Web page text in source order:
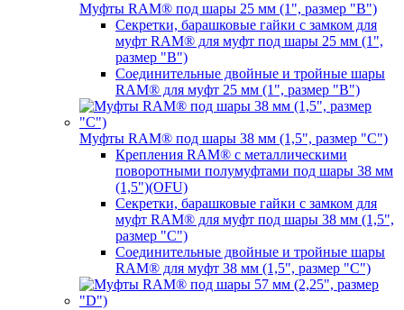
Муфты RAM® под шары 25 мм (1", размер "B")
Секретки, барашковые гайки с замком для
муфт RAM® для муфт под шары 25 мм (1",
размер "B")
Соединительные двойные и тройные шары
RAM® для муфт 25 мм (1", размер "B")
Муфты RAM® под шары 38 мм (1,5", размер "C")
Крепления RAM® с металлическими
поворотными полумуфтами под шары 38 мм
(1,5")(OFU)
Секретки, барашковые гайки с замком для
муфт RAM® для муфт под шары 38 мм (1,5",
размер "C")
Соединительные двойные и тройные шары
RAM® для муфт 38 мм (1,5", размер "C")